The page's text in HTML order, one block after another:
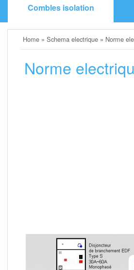
Combles isolation
Home »Schema electrique » Norme
Norme